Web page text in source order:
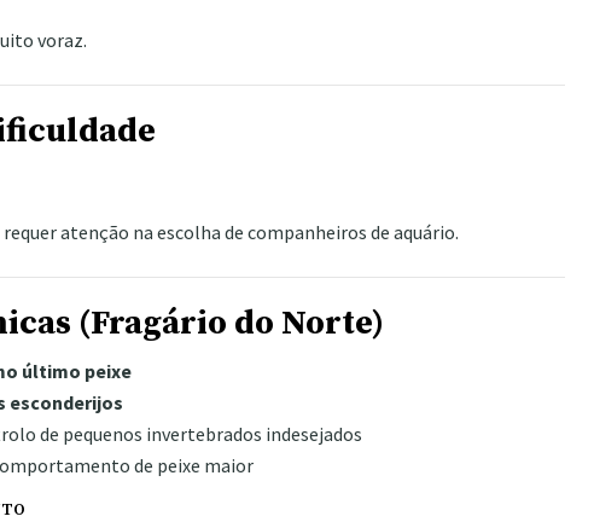
voraz.
atenção na escolha de companheiros de aquário.
(Fragário do Norte)
último peixe
esconderijos
de pequenos invertebrados indesejados
de peixe maior